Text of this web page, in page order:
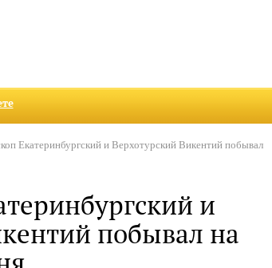
Екатеринбургский и Верхотурский Викентий побывал
и
побывал на